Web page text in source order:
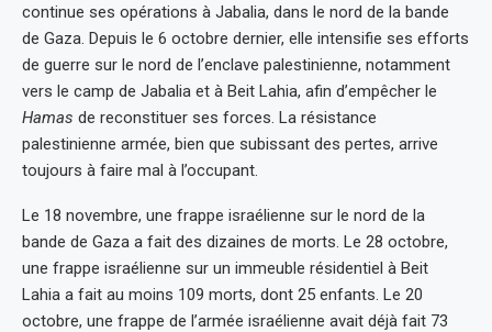
continue ses opérations à Jabalia, dans le nord de la bande
de Gaza. Depuis le 6 octobre dernier, elle intensifie ses efforts
de guerre sur le nord de l’enclave palestinienne, notamment
vers le camp de Jabalia et à Beit Lahia, afin d’empêcher le
Hamas de reconstituer ses forces. La résistance
palestinienne armée, bien que subissant des pertes, arrive
toujours à faire mal à l’occupant.
Le 18 novembre, une frappe israélienne sur le nord de la
bande de Gaza a fait des dizaines de morts. Le 28 octobre,
une frappe israélienne sur un immeuble résidentiel à Beit
Lahia a fait au moins 109 morts, dont 25 enfants. Le 20
octobre, une frappe de l’armée israélienne avait déjà fait 73